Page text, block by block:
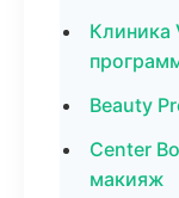
Клиника
Beauty
Center
макияж